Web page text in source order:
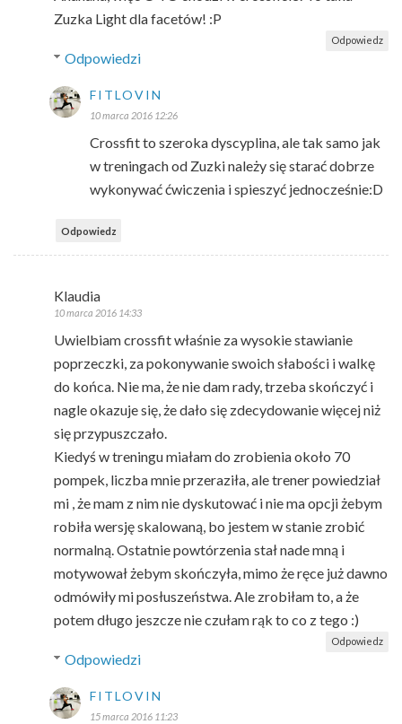
Zuzka Light dla facetów! :P
Odpowiedz
Odpowiedzi
FITLOVIN
10 marca 2016 12:26
Crossfit to szeroka dyscyplina, ale tak samo jak
w treningach od Zuzki należy się starać dobrze
wykonywać ćwiczenia i spieszyć jednocześnie:D
Odpowiedz
Klaudia
10 marca 2016 14:33
Uwielbiam crossfit właśnie za wysokie stawianie
poprzeczki, za pokonywanie swoich słabości i walkę
do końca. Nie ma, że nie dam rady, trzeba skończyć i
nagle okazuje się, że dało się zdecydowanie więcej niż
się przypuszczało.
Kiedyś w treningu miałam do zrobienia około 70
pompek, liczba mnie przeraziła, ale trener powiedział
mi , że mam z nim nie dyskutować i nie ma opcji żebym
robiła wersję skalowaną, bo jestem w stanie zrobić
normalną. Ostatnie powtórzenia stał nade mną i
motywował żebym skończyła, mimo że ręce już dawno
odmówiły mi posłuszeństwa. Ale zrobiłam to, a że
potem długo jeszcze nie czułam rąk to co z tego :)
Odpowiedz
Odpowiedzi
FITLOVIN
15 marca 2016 11:23